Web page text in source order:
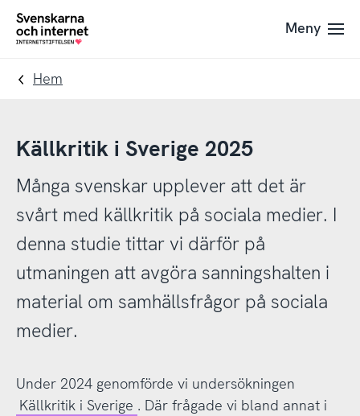
Till
navigation
Till
innehåll
To
Meny
Hem
Källkritik i Sverige 2025
Många svenskar upplever att det är
svårt med källkritik på sociala medier. I
denna studie tittar vi därför på
utmaningen att avgöra sanningshalten i
material om samhällsfrågor på sociala
medier.
Under 2024 genomförde vi undersökningen
Källkritik i Sverige . Där frågade vi bland annat i